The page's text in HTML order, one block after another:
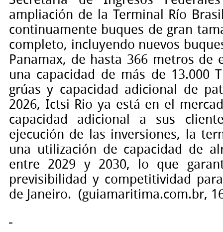
ampliación de la Terminal Río
continuamente buques de gran
completo, incluyendo nuevos
Panamax, de hasta 366 metros de
una capacidad de más de 13.000
grúas y capacidad adicional de
2026, Ictsi Rio ya está en el
capacidad adicional a sus
ejecución de las inversiones, la
una utilización de capacidad de
entre 2029 y 2030, lo que
previsibilidad y competitividad
de Janeiro. (guiamaritima.com.br,